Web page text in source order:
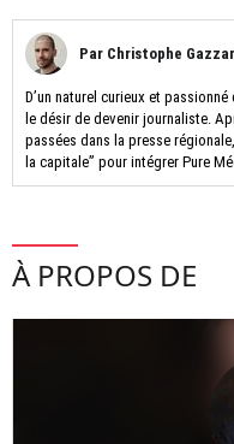
Par Christophe
D’un naturel curieux et
le désir de devenir journaliste.
passées dans la presse
la capitale” pour intégrer Pure
À PROPOS DE